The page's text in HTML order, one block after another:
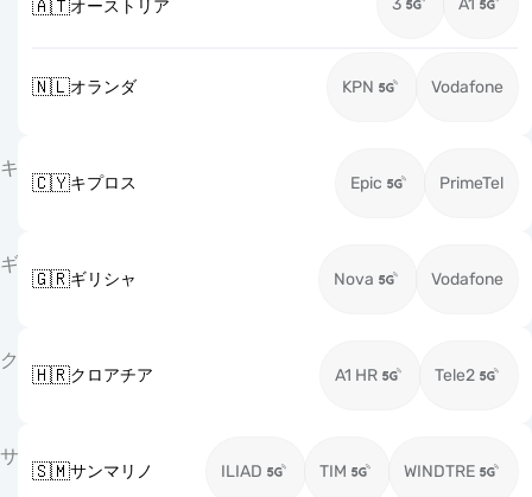
🇦🇹オーストリア 3 A1
🇳🇱オランダ KPN Vodafone
キ
🇨🇾キプロス Epic PrimeTel
ギ
🇬🇷ギリシャ Nova Vodafone
ク
🇭🇷クロアチア A1 HR Tele2
サ
🇸🇲サンマリノ ILIAD TIM WINDTRE